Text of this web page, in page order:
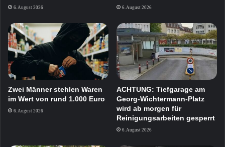
6. August 2026 6. August 2026
Zwei Männer stehlen Waren
im Wert von rund 1.000 Euro
6. August 2026
ACHTUNG: Tiefgarage am
Georg-Wichtermann-Platz
wird ab morgen für
Reinigungsarbeiten gesperrt
6. August 2026